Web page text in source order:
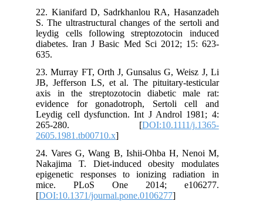
22. Kianifard D, Sadrkhanlou RA, Hasanzadeh
S. The ultrastructural changes of the sertoli and
leydig cells following streptozotocin induced
diabetes. Iran J Basic Med Sci 2012; 15: 623-
635.
23. Murray FT, Orth J, Gunsalus G, Weisz J, Li
JB, Jefferson LS, et al. The pituitary-testicular
axis in the streptozotocin diabetic male rat:
evidence for gonadotroph, Sertoli cell and
Leydig cell dysfunction. Int J Androl 1981; 4:
265-280. [DOI:10.1111/j.1365-
2605.1981.tb00710.x
24. Vares G, Wang B, Ishii-Ohba H, Nenoi M,
Nakajima T. Diet-induced obesity modulates
epigenetic responses to ionizing radiation in
mice. PLoS One 2014; e106277.
[DOI:10.1371/journal.pone.0106277